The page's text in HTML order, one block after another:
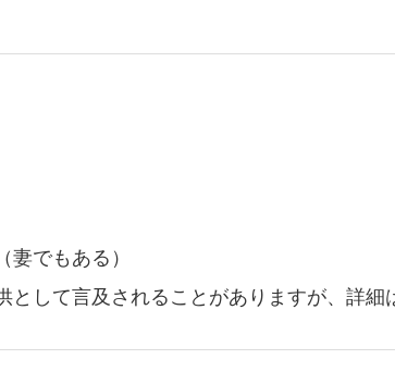
でもある）
して言及されることがありますが、詳細